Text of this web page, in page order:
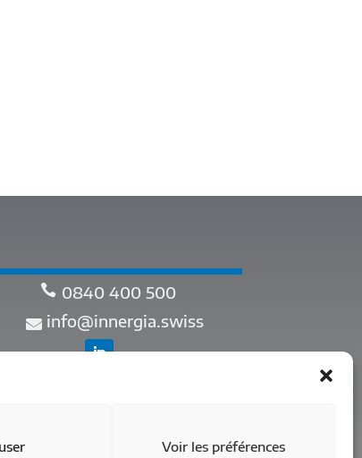
Voir les préférences
0840 400 500
info@innergia.swiss